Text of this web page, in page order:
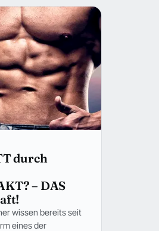
durch
– DAS
wissen bereits seit
eines der